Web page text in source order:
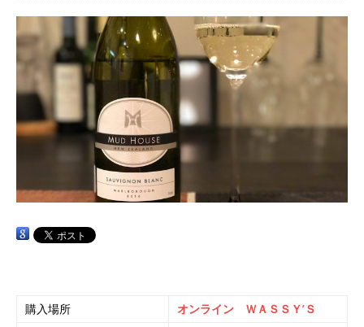
購入場所
オンライン ＷＡＳＳＹ’Ｓ